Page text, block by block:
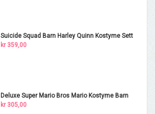
Suicide Squad Barn Harley Quinn Kostyme Sett
kr 359,00
Deluxe Super Mario Bros Mario Kostyme Barn
kr 305,00